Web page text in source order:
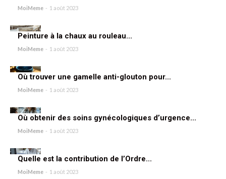
MoiMeme - 1 août 2023
Peinture à la chaux au rouleau...
MoiMeme - 1 août 2023
Où trouver une gamelle anti-glouton pour...
MoiMeme - 1 août 2023
Où obtenir des soins gynécologiques d’urgence...
MoiMeme - 1 août 2023
Quelle est la contribution de l’Ordre...
MoiMeme - 1 août 2023